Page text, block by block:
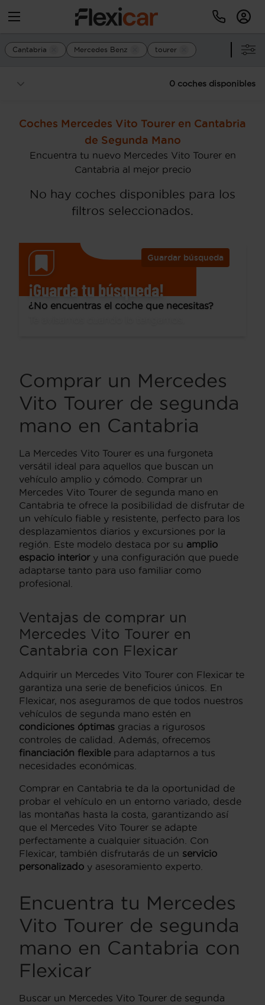
Cantabria Mercedes Benz tourer
0 coches disponibles
Coches Mercedes Vito Tourer en Cantabria
de Segunda Mano
Encuentra tu nuevo Mercedes Vito Tourer en
Cantabria al mejor precio
No hay coches disponibles para los
filtros seleccionados.
Guardar búsqueda
¡Guarda tu búsqueda!
¿No encuentras el coche que necesitas?
Comprar un Mercedes
Vito Tourer de segunda
mano en Cantabria
La Mercedes Vito Tourer es una furgoneta
versátil ideal para aquellos que buscan un
vehículo amplio y cómodo. Comprar un
Mercedes Vito Tourer de segunda mano en
Cantabria te ofrece la posibilidad de disfrutar de
un vehículo fiable y resistente, perfecto para los
desplazamientos diarios y excursiones por la
región. Este modelo destaca por su amplio
espacio interiory una configuración que puede
adaptarse tanto para uso familiar como
profesional.
Ventajas de comprar un
Mercedes Vito Tourer en
Cantabria con Flexicar
Adquirir un Mercedes Vito Tourer con Flexicar te
garantiza una serie de beneficios únicos. En
Flexicar, nos aseguramos de que todos nuestros
vehículos de segunda mano estén en
condiciones óptimas gracias a rigurosos
controles de calidad. Además, ofrecemos
financiación flexible para adaptarnos a tus
necesidades económicas.
Comprar en Cantabria te da la oportunidad de
probar el vehículo en un entorno variado, desde
las montañas hasta la costa, garantizando así
que el Mercedes Vito Tourer se adapte
perfectamente a cualquier situación. Con
Flexicar, también disfrutarás de un servicio
personalizado y asesoramiento experto.
Encuentra tu Mercedes
Vito Tourer de segunda
mano en Cantabria con
Flexicar
Buscar un Mercedes Vito Tourer de segunda